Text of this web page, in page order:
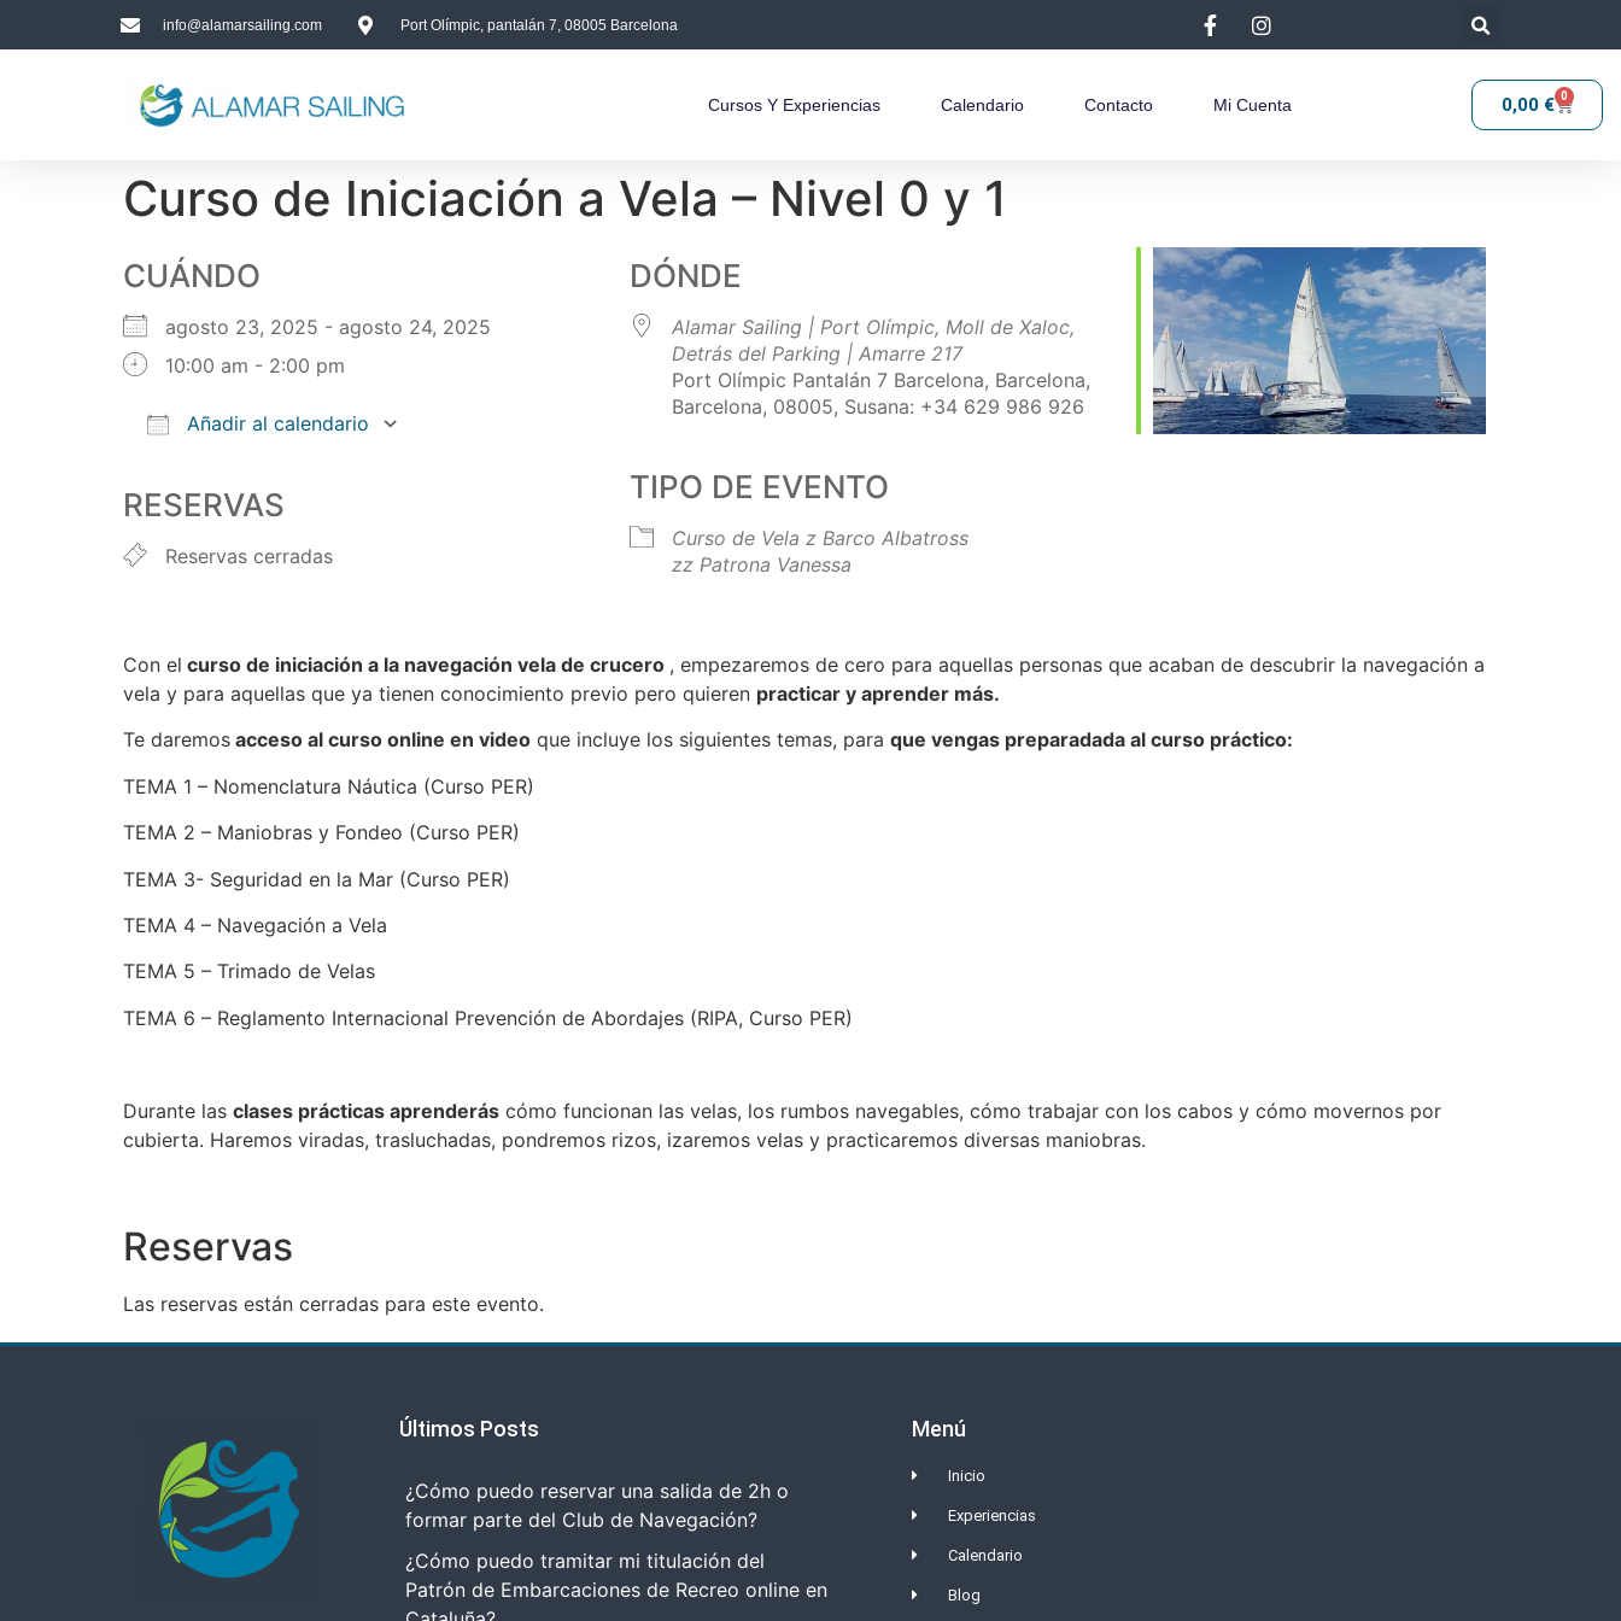
info@alamarsailing.com Port Olímpic, pantalán 7, 08005 Barcelona
Cursos Y Experiencias Calendario Contacto Mi Cuenta 0,00 € 0
Curso de Iniciación a Vela – Nivel 0 y 1
CUÁNDO
agosto 23, 2025 - agosto 24, 2025
10:00 am - 2:00 pm
Añadir al calendario
RESERVAS
Reservas cerradas
DÓNDE
Alamar Sailing | Port Olímpic, Moll de Xaloc,
Detrás del Parking | Amarre 217
Port Olímpic Pantalán 7 Barcelona, Barcelona,
Barcelona, 08005, Susana: +34 629 986 926
TIPO DE EVENTO
Curso de Vela z Barco Albatross
zz Patrona Vanessa
Con el curso de iniciación a la navegación vela de crucero , empezaremos de cero para aquellas personas que acaban de descubrir la navegación a
vela y para aquellas que ya tienen conocimiento previo pero quieren practicar y aprender más.
Te daremos acceso al curso online en video que incluye los siguientes temas, para que vengas preparadada al curso práctico:
TEMA 1 – Nomenclatura Náutica (Curso PER)
TEMA 2 – Maniobras y Fondeo (Curso PER)
TEMA 3- Seguridad en la Mar (Curso PER)
TEMA 4 – Navegación a Vela
TEMA 5 – Trimado de Velas
TEMA 6 – Reglamento Internacional Prevención de Abordajes (RIPA, Curso PER)
Durante las clases prácticas aprenderás cómo funcionan las velas, los rumbos navegables, cómo trabajar con los cabos y cómo movernos por
cubierta. Haremos viradas, trasluchadas, pondremos rizos, izaremos velas y practicaremos diversas maniobras.
Reservas
Las reservas están cerradas para este evento.
Últimos Posts
¿Cómo puedo reservar una salida de 2h o
formar parte del Club de Navegación?
¿Cómo puedo tramitar mi titulación del
Patrón de Embarcaciones de Recreo online en
Menú
Inicio
Experiencias
Calendario
Blog